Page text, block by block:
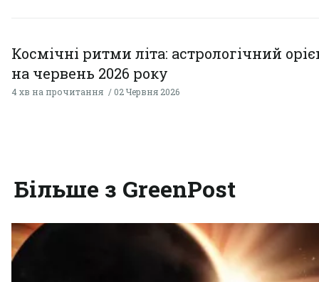
Космічні ритми літа: астрологічний
на червень 2026 року
4 хв на прочитання 02 Червня 2026
Більше з GreenPost